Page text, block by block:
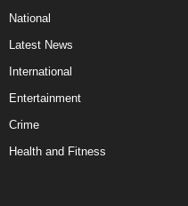
National
Latest News
International
Entertainment
Crime
Health and Fitness